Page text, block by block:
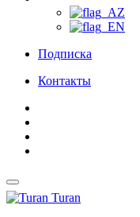
Подписка
Контакты
Turan